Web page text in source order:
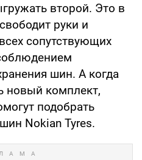
второй. Это в
руки и
сопутствующих
шин. А когда
новый комплект,
подобрать
Nokian Tyres.